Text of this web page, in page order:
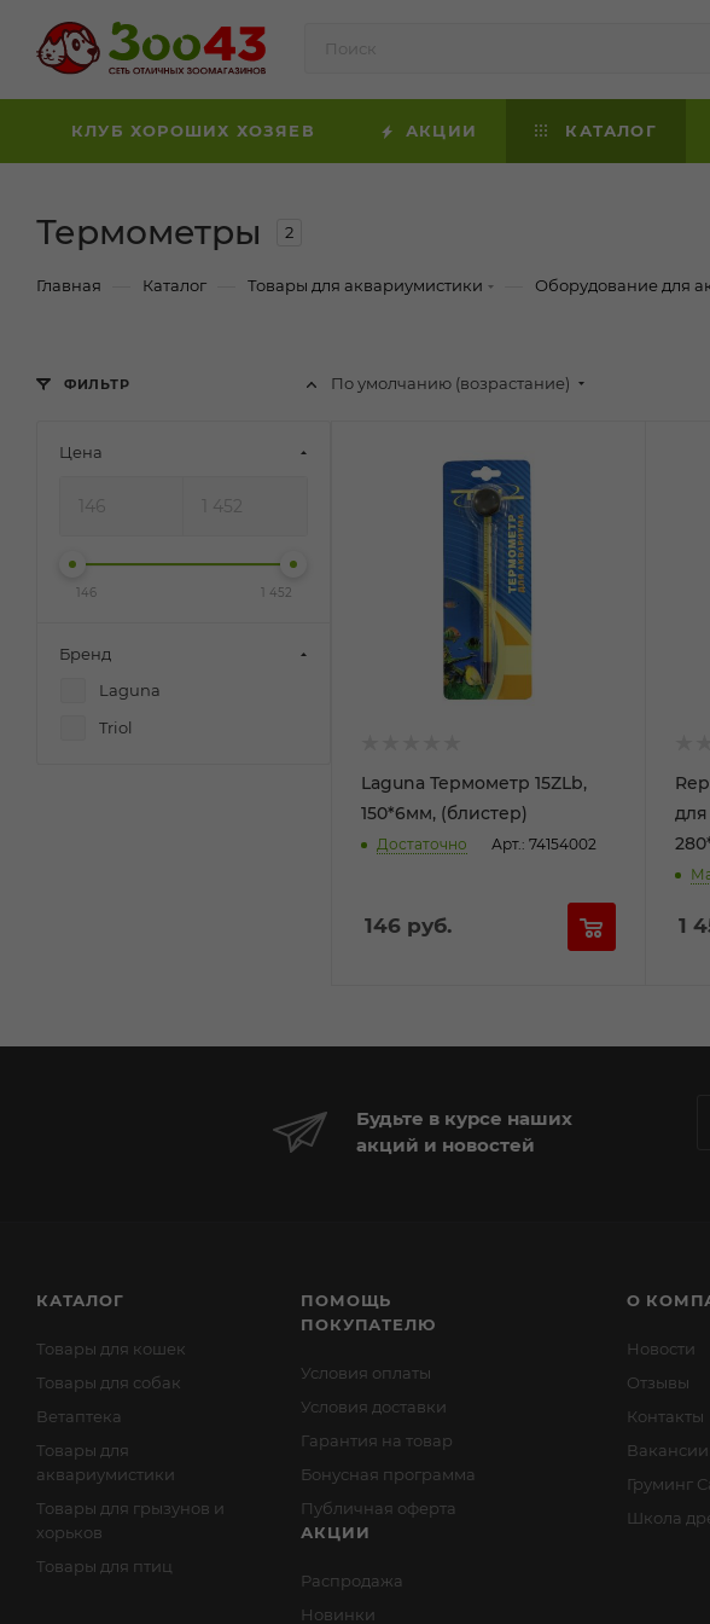
КЛУБ ХОРОШИХ ХОЗЯЕВ АКЦИИ КАТАЛОГ
Термометры 2
Главная Каталог Товары для аквариумистики Оборудование для
По умолчанию (возрастание)
Laguna Термометр 15ZLb,
150*6мм, (блистер)
Достаточно Арт.: 74154002
146 руб.
для
1
ФИЛЬТР
Цена
146 1 452
Бренд
Laguna
Triol
Будьте в курсе наших
акций и новостей
КАТАЛОГ
Товары для кошек
Товары для собак
Ветаптека
Товары для
аквариумистики
Товары для грызунов и
хорьков
Товары для птиц
ПОМОЩЬ
ПОКУПАТЕЛЮ
Условия оплаты
Условия доставки
Гарантия на товар
Бонусная программа
Публичная оферта
АКЦИИ
Распродажа
Новинки
О
Новости
Отзывы
Контакты
Вакансии
Груминг
Школа